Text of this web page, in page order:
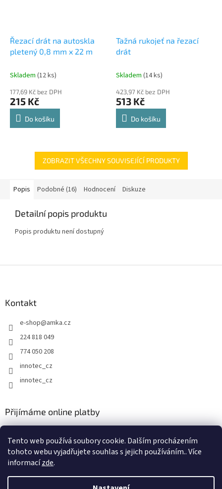
Tento web používá soubory cookie. Dalším procházením
tohoto webu vyjadřujete souhlas s jejich používáním.. Více
informacízde.
Řezací drát na autoskla
pletený 0,8 mm x 22 m
Skladem (12 ks)
177,69 Kč bez DPH
215 Kč
Do košíku
Tažná rukojeť na řezací
drát
Skladem (14 ks)
423,97 Kč bez DPH
513 Kč
Do košíku
ZOBRAZIT VŠECHNY SOUVISEJÍCÍ PRODUKTY
Popis Podobné (16) Hodnocení Diskuze
Detailní popis produktu
Popis produktu není dostupný
Kontakt
e-shop@amka.cz
224 818 049
774 050 208
innotec_cz
innotec_cz
Přijímáme online platby